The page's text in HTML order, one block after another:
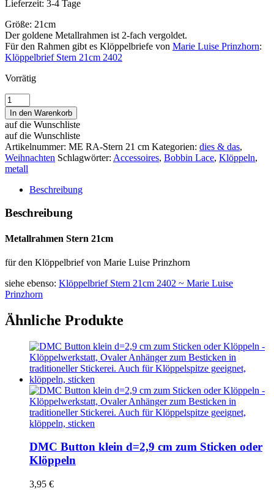
Lieferzeit: 3-4 Tage
Größe: 21cm
Der goldene Metallrahmen ist 2-fach vergoldet.
Für den Rahmen gibt es Klöppelbriefe von Marie Luise Prinzhorn:
Klöppelbrief Stern 21cm 2402
Vorrätig
Metallrahmen
Stern
21cm
Menge
In den Warenkorb
auf die Wunschliste
auf die Wunschliste
Artikelnummer: ME RA-Stern 21 cm Kategorien: dies & das,
Weihnachten Schlagwörter: Accessoires, Bobbin Lace, Klöppeln,
metall
Beschreibung
Beschreibung
Metallrahmen Stern 21cm
für den Klöppelbrief von Marie Luise Prinzhorn
siehe ebenso: Klöppelbrief Stern 21cm 2402 ~ Marie Luise
Prinzhorn
Ähnliche Produkte
DMC Button klein d=2,9 cm zum Sticken oder
Klöppeln
3,95 €